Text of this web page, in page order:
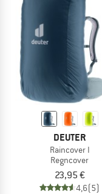
DEUTER
Raincover I
Regncover
23,95 €
4,6(5)